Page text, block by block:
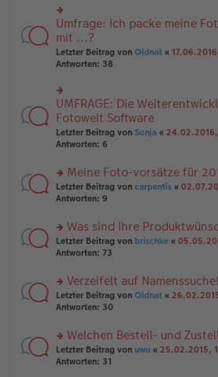
ei
tr
a
g
es
e
n
er
B
ei
a
g
u
n
g
el
es
n
er
B
ei
tr
a
rs
te
r
u
n
el
es
e
n
er
tr
a
g
Umfrage: Ich packe meine
mit ...?
Letzter Beitrag von Oldnat «
Antworten: 38
rs
te
r
u
n
el
es
e
B
ei
tr
g
UMFRAGE: Die
Fotowelt Software
Letzter Beitrag von Sonja «
Antworten: 6
rs
te
n
g
el
e
n
er
tr
a
g
Meine Foto-vorsätze für
Letzter Beitrag von carpentis «
Antworten: 9
rs
te
n
g
el
e
n
er
Was sind Ihre
Letzter Beitrag von brischke «
Antworten: 73
rs
te
n
g
el
Verzeifelt auf Namenssuche!
Letzter Beitrag von Oldnat «
Antworten: 30
rs
te
Welchen Bestell- und
Letzter Beitrag von uwu « 25.02.2015,
Antworten: 31